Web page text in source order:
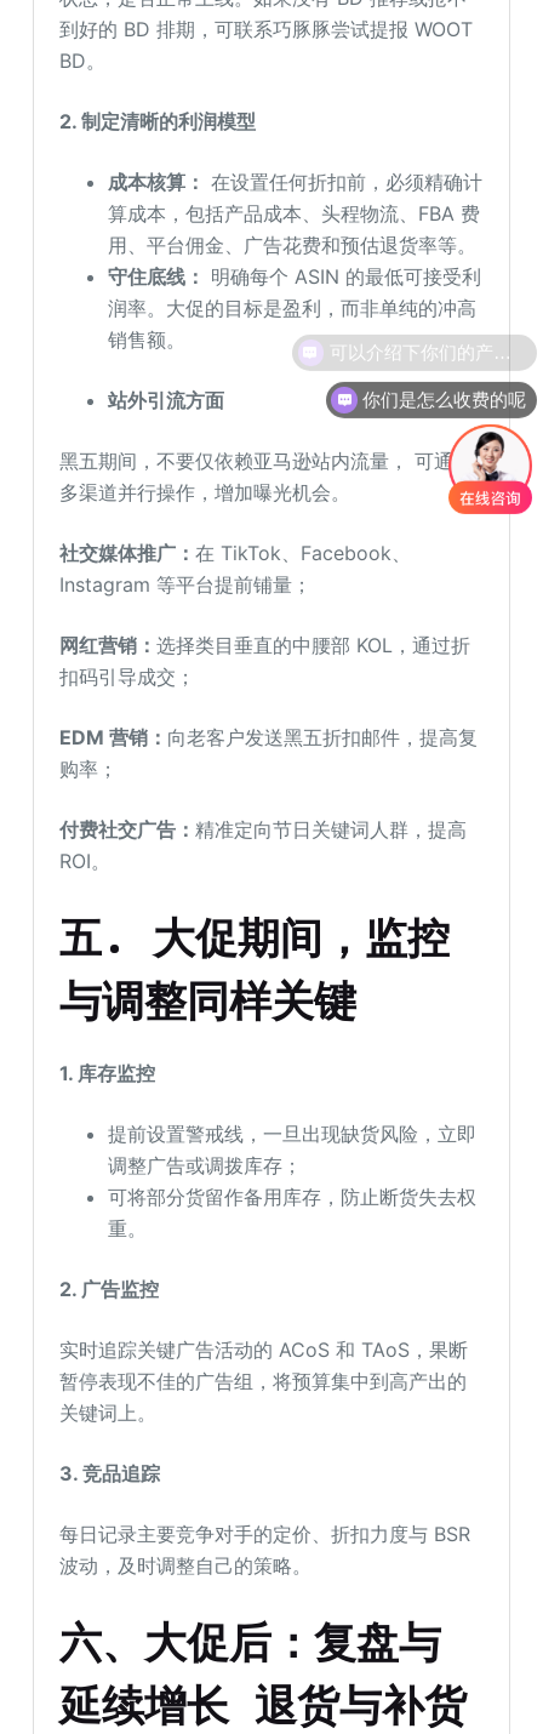
到好的 BD 排期，可联系巧豚豚尝试提报 WOOT
BD。
2. 制定清晰的利润模型
成本核算： 在设置任何折扣前，必须精确计
算成本，包括产品成本、头程物流、FBA 费
用、平台佣金、广告花费和预估退货率等。
守住底线： 明确每个 ASIN 的最低可接受利
润率。大促的目标是盈利，而非单纯的冲高
销售额。
站外引流方面
黑五期间，不要仅依赖亚马逊站内流量， 可通过
多渠道并行操作，增加曝光机会。
社交媒体推广：在 TikTok、Facebook、
Instagram 等平台提前铺量；
网红营销：选择类目垂直的中腰部 KOL，通过折
扣码引导成交；
EDM 营销： 向老客户发送黑五折扣邮件，提高复
购率；
付费社交广告：精准定向节日关键词人群，提高
ROI。
五. 大促期间，监控
与调整同样关键
1. 库存监控
提前设置警戒线，一旦出现缺货风险，立即
调整广告或调拨库存；
可将部分货留作备用库存，防止断货失去权
重。
2. 广告监控
实时追踪关键广告活动的 ACoS 和 TAoS，果断
暂停表现不佳的广告组，将预算集中到高产出的
关键词上。
3. 竞品追踪
每日记录主要竞争对手的定价、折扣力度与 BSR
波动，及时调整自己的策略。
六、 大促后：复盘与
延续增长 退货与补货
你们是怎么收费的呢